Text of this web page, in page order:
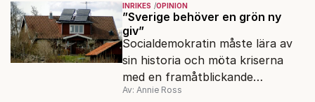
INRIKES OPINION
”Sverige behöver en grön ny
giv”
Socialdemokratin måste lära av
sin historia och möta kriserna
med en framåtblickande
strukturpolitik för att göra
Av: Annie Ross